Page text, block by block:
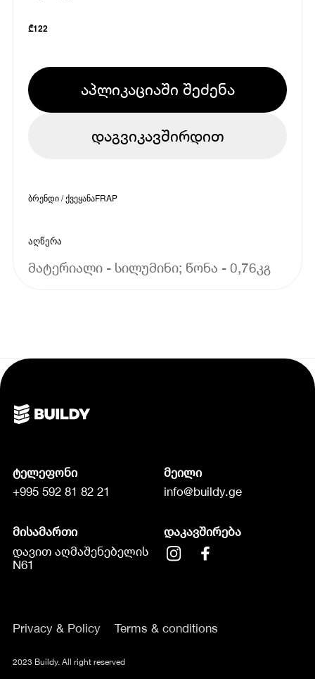
₾122
აპლიკაციაში შეძენა
დაგვიკავშირდით
ბრენდი / ქვეყანაFRAP
აღწერა
მატერიალი - სილუმინი; წონა - 0,76კგ
ტელეფონი
+995 592 81 82 21
მეილი
info@buildy.ge
მისამართი
დავით აღმაშენებელის
N61
დაკავშირება
Privacy & Policy Terms & conditions
2023 Buildy. All right reserved